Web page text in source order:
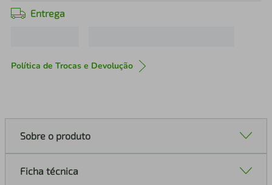
Entrega
Política de Trocas e Devolução
Sobre o produto
Ficha técnica